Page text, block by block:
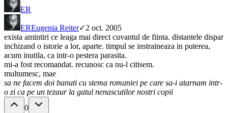
ER
EREugenia Reiter✓2 oct. 2005
exista amintiri ce leaga mai direct cuvantul de fiinta. distantele dispar
inchizand o istorie a lor, aparte. timpul se instraineaza in puterea,
acum inutila, ca intr-o pestera parasita.
mi-a fost recomandat. recunosc ca nu-l citisem.
multumesc, mae
sa ne facem doi banuti cu stema romaniei pe care sa-i atarnam intr-
o zi ca pe un tezaur la gatul nenascutilor nostri copii
0